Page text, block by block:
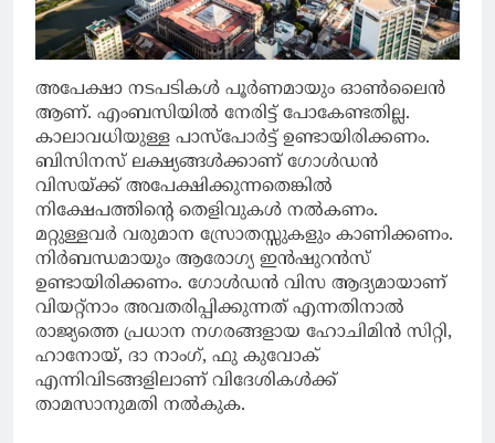
അപേക്ഷാ നടപടികള്‍ പൂര്‍ണമായും ഓണ്‍ലൈന്‍
ആണ്. എംബസിയില്‍ നേരിട്ട് പോകേണ്ടതില്ല.
കാലാവധിയുള്ള പാസ്‌പോര്‍ട്ട് ഉണ്ടായിരിക്കണം.
ബിസിനസ് ലക്ഷ്യങ്ങള്‍ക്കാണ് ഗോള്‍ഡന്‍
വിസയ്ക്ക് അപേക്ഷിക്കുന്നതെങ്കില്‍
നിക്ഷേപത്തിന്റെ തെളിവുകള്‍ നല്‍കണം.
മറ്റുള്ളവര്‍ വരുമാന സ്രോതസ്സുകളും കാണിക്കണം.
നിര്‍ബന്ധമായും ആരോഗ്യ ഇന്‍ഷുറന്‍സ്
ഉണ്ടായിരിക്കണം. ഗോള്‍ഡന്‍ വിസ ആദ്യമായാണ്
വിയറ്റ്‌നാം അവതരിപ്പിക്കുന്നത് എന്നതിനാല്‍
രാജ്യത്തെ പ്രധാന നഗരങ്ങളായ ഹോചിമിന്‍ സിറ്റി,
ഹാനോയ്, ദാ നാംഗ്, ഫു കുവോക്
എന്നിവിടങ്ങളിലാണ് വിദേശികള്‍ക്ക്
താമസാനുമതി നല്‍കുക.